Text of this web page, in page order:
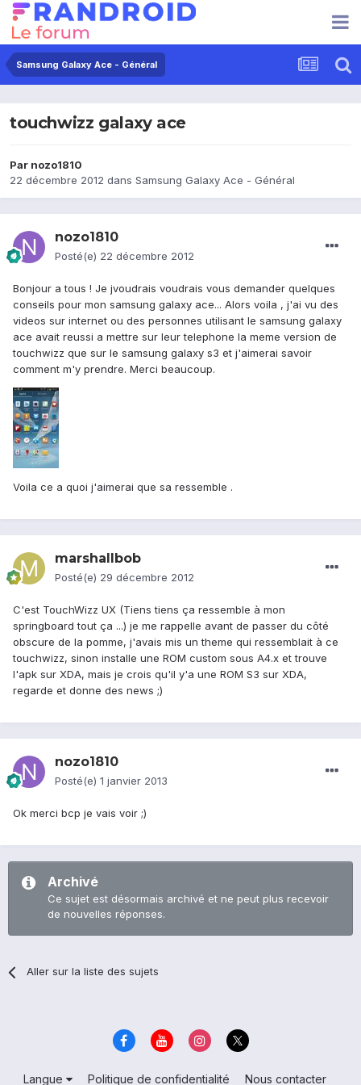
Samsung Galaxy Ace - Général
touchwizz galaxy ace
Par nozo1810
22 décembre 2012 dans Samsung Galaxy Ace - Général
nozo1810
Posté(e) 22 décembre 2012
Bonjour a tous ! Je jvoudrais voudrais vous demander quelques
conseils pour mon samsung galaxy ace... Alors voila , j'ai vu des
videos sur internet ou des personnes utilisant le samsung galaxy
ace avait reussi a mettre sur leur telephone la meme version de
touchwizz que sur le samsung galaxy s3 et j'aimerai savoir
comment m'y prendre. Merci beaucoup.
Voila ce a quoi j'aimerai que sa ressemble .
marshallbob
Posté(e) 29 décembre 2012
C'est TouchWizz UX (Tiens tiens ça ressemble à mon
springboard tout ça ...) je me rappelle avant de passer du côté
obscure de la pomme, j'avais mis un theme qui ressemblait à ce
touchwizz, sinon installe une ROM custom sous A4.x et trouve
l'apk sur XDA, mais je crois qu'il y'a une ROM S3 sur XDA,
regarde et donne des news ;)
nozo1810
Posté(e) 1 janvier 2013
Ok merci bcp je vais voir ;)
Archivé
Ce sujet est désormais archivé et ne peut plus recevoir
de nouvelles réponses.
Aller sur la liste des sujets
Langue Politique de confidentialité Nous contacter